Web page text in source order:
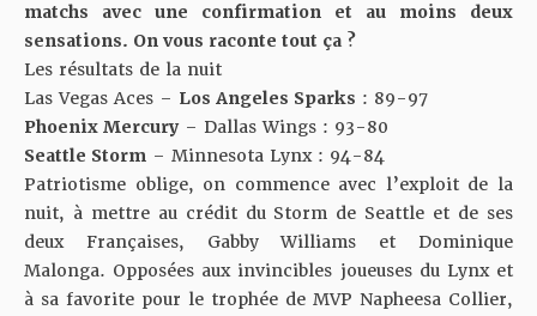
matchs avec une confirmation et au moins deux
sensations. On vous raconte tout ça ?
Les résultats de la nuit
Las Vegas Aces – Los Angeles Sparks : 89-97
Phoenix Mercury– Dallas Wings : 93-80
Seattle Storm – Minnesota Lynx: 94-84
Patriotisme oblige, on commence avec l’exploit de la
nuit, à mettre au crédit du Storm de Seattle et de ses
deux Françaises, Gabby Williams et Dominique
Malonga. Opposées aux invincibles joueuses du Lynx et
à sa favorite pour le trophée de MVP Napheesa Collier,